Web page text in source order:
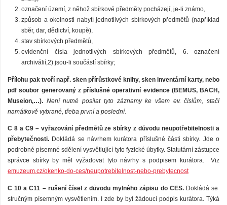
označení území, z něhož sbírkové předměty pocházejí, je-li známo,
způsob a okolnosti nabytí jednotlivých sbírkových předmětů (například
sběr, dar, dědictví, koupě),
stav sbírkových předmětů,
evidenční čísla jednotlivých sbírkových předmětů, 6. označení
archiválií,2) jsou-li součástí sbírky;
Přílohu pak tvoří např. sken přírůstkové knihy, sken inventární karty, nebo
pdf soubor generovaný z příslušné operativní evidence (BEMUS, BACH,
Museion,…). Není nutné posílat tyto záznamy ke všem ev. číslům, stačí
namátkově vybrané, třeba první a poslední.
C 8 a C9 – vyřazování předmětů ze sbírky z důvodu neupotřebitelnosti a
přebytečnosti. Dokládá se návrhem kurátora příslušné části sbírky. Jde o
podrobné písemné sdělení vysvětlující tyto fyzické úbytky. Statutární zástupce
správce sbírky by měl vyžadovat tyto návrhy s podpisem kurátora. Viz
emuzeum.cz/okenko-do-ces/neupotrebitelnost-nebo-prebytecnost
C 10 a C11 – rušení čísel z důvodu mylného zápisu do CES.Dokládá se
stručným písemným vysvětlením. I zde by byl žádoucí podpis kurátora. Týká